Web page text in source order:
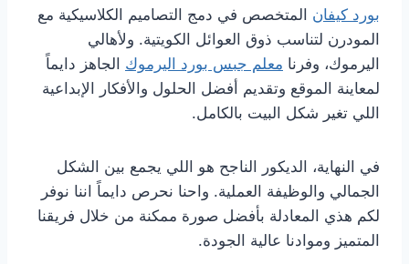
بورد كيفان المتخصص في دمج التصاميم الكلاسيكية مع
المودرن لتناسب ذوق العوائل الكويتية. ولأهالي
اليرموك، وفرنا معلم جبس بورد اليرموك الجاهز دايماً
لمعاينة الموقع وتقديم أفضل الحلول والأفكار الإبداعية
اللي تغير شكل البيت بالكامل.
في النهاية، الديكور الناجح هو اللي يجمع بين الشكل
الجمالي والوظيفة العملية. واحنا نحرص دايماً اننا نوفر
لكم هذي المعادلة بأفضل صورة ممكنة من خلال فريقنا
المتميز وموادنا عالية الجودة.